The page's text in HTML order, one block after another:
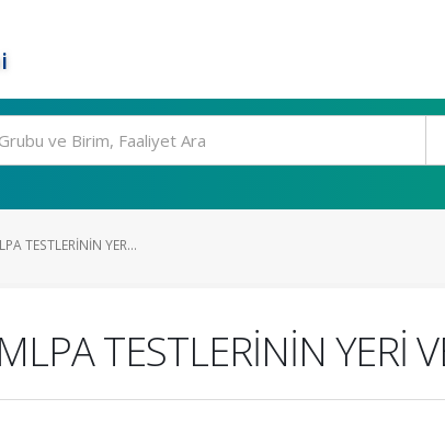
TESTLERİNİN YER...
TESTLERİNİN YERİ